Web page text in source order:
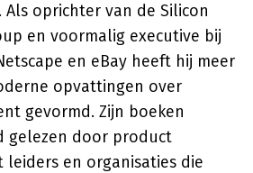
Als oprichter van de Silicon
en voormalig executive bij
en eBay heeft hij meer
opvattingen over
gevormd. Zijn boeken
gelezen door product
leiders en organisaties die